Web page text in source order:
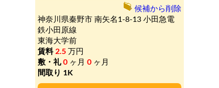
神奈川県秦野市 南矢名1-8-13 小田急電
鉄小田原線
東海大学前
2.5 万円
0 ヶ月 0 ヶ月
1K
候補から削除